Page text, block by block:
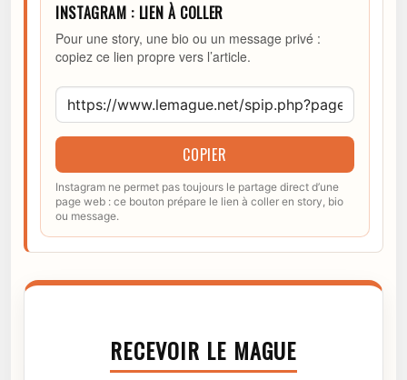
INSTAGRAM : LIEN À COLLER
Pour une story, une bio ou un message privé :
copiez ce lien propre vers l’article.
COPIER
Instagram ne permet pas toujours le partage direct d’une
page web : ce bouton prépare le lien à coller en story, bio
ou message.
RECEVOIR LE MAGUE